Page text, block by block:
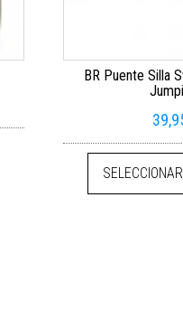
producto tiene múltiples
BR Puente Silla